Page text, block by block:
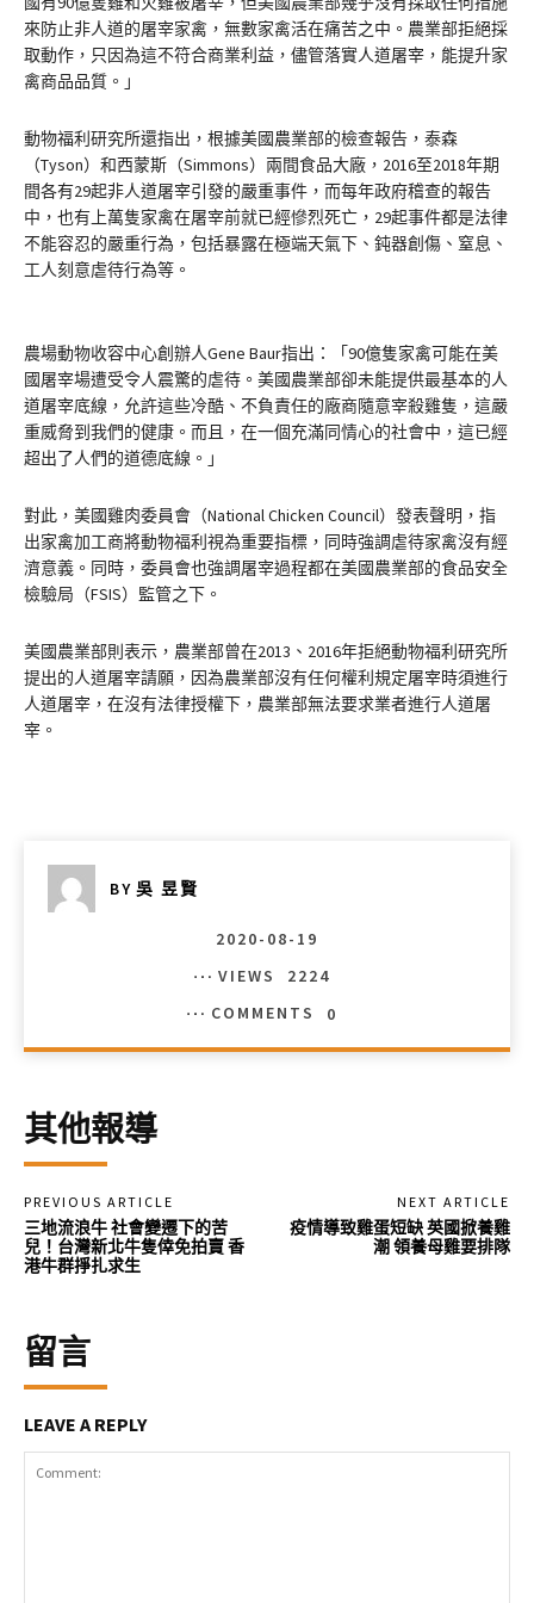
來防止非人道的屠宰家禽，無數家禽活在痛苦之中。農業部拒絕採
取動作，只因為這不符合商業利益，儘管落實人道屠宰，能提升家
禽商品品質。」
動物福利研究所還指出，根據美國農業部的檢查報告，泰森
（Tyson）和西蒙斯（Simmons）兩間食品大廠，2016至2018年期
間各有29起非人道屠宰引發的嚴重事件，而每年政府稽查的報告
中，也有上萬隻家禽在屠宰前就已經慘烈死亡，29起事件都是法律
不能容忍的嚴重行為，包括暴露在極端天氣下、鈍器創傷、窒息、
工人刻意虐待行為等。
農場動物收容中心創辦人Gene Baur指出：「90億隻家禽可能在美
國屠宰場遭受令人震驚的虐待。美國農業部卻未能提供最基本的人
道屠宰底線，允許這些冷酷、不負責任的廠商隨意宰殺雞隻，這嚴
重威脅到我們的健康。而且，在一個充滿同情心的社會中，這已經
超出了人們的道德底線。」
對此，美國雞肉委員會（National Chicken Council）發表聲明，指
出家禽加工商將動物福利視為重要指標，同時強調虐待家禽沒有經
濟意義。同時，委員會也強調屠宰過程都在美國農業部的食品安全
檢驗局（FSIS）監管之下。
美國農業部則表示，農業部曾在2013、2016年拒絕動物福利研究所
提出的人道屠宰請願，因為農業部沒有任何權利規定屠宰時須進行
人道屠宰，在沒有法律授權下，農業部無法要求業者進行人道屠
宰。
BY 吳 昱賢
2020-08-19
VIEWS
2224
COMMENTS
0
其他報導
PREVIOUS ARTICLE
三地流浪牛 社會變遷下的苦
兒！台灣新北牛隻倖免拍賣 香
港牛群掙扎求生
NEXT ARTICLE
疫情導致雞蛋短缺 英國掀養雞
潮 領養母雞要排隊
留言
LEAVE A REPLY